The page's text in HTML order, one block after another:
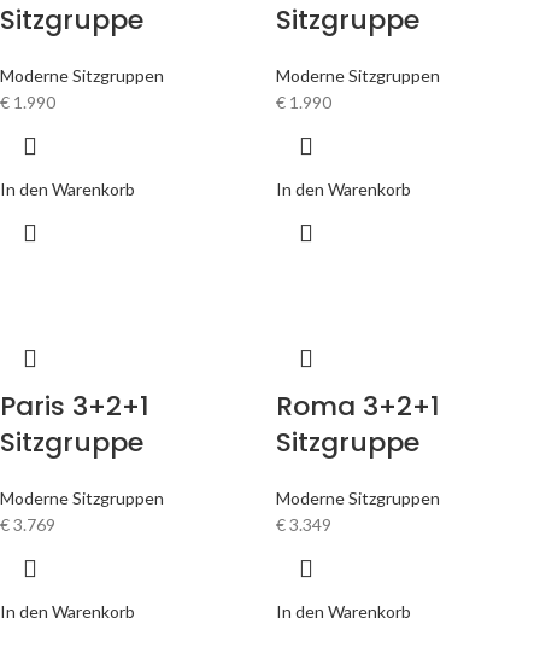
Sitzgruppe
Moderne Sitzgruppen
€ 1.990
In den Warenkorb
Sitzgruppe
Moderne Sitzgruppen
€ 1.990
In den Warenkorb
Paris 3+2+1
Sitzgruppe
Moderne Sitzgruppen
€3.769
In den Warenkorb
Roma 3+2+1
Sitzgruppe
Moderne Sitzgruppen
€3.349
In den Warenkorb